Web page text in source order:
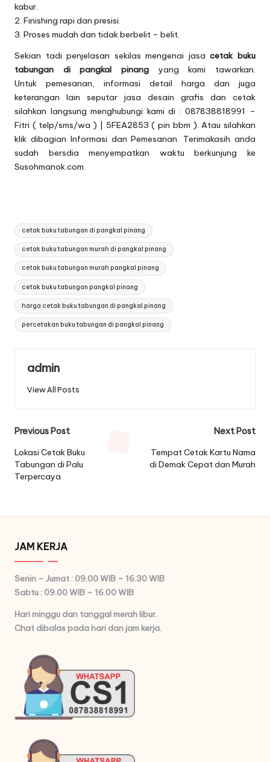
kabur.
2. Finishing rapi dan presisi.
3. Proses mudah dan tidak berbelit – belit.
Sekian tadi penjelasan sekilas mengenai jasacetak buku
tabungan di pangkal pinang yang kami tawarkan.
Untuk pemesanan, informasi detail harga dan juga
keterangan lain seputar jasa desain grafis dan cetak
silahkan langsung menghubungi kami di : 087838818991 –
Fitri ( telp/sms/wa ) | 5FEA2853 ( pin bbm ). Atau silahkan
klik dibagian Informasi dan Pemesanan. Terimakasih anda
sudah bersdia menyempatkan waktu berkunjung ke
Susohmanok.com.
Tags:
cetak buku tabungan di pangkal pinang
cetak buku tabungan murah di pangkal pinang
cetak buku tabungan murah pangkal pinang
cetak buku tabungan pangkal pinang
harga cetak buku tabungan di pangkal pinang
percetakan buku tabungan di pangkal pinang
admin
View All Posts
Post
navigation
Previous Post
Lokasi Cetak Buku
Tabungan di Palu
Terpercaya
Next Post
Tempat Cetak Kartu Nama
di Demak Cepat dan Murah
JAM KERJA
Senin – Jumat : 09.00 WIB – 16.30 WIB
Sabtu : 09.00 WIB – 16.00 WIB
Hari minggu dan tanggal merah libur.
Chat dibalas pada hari dan jam kerja.